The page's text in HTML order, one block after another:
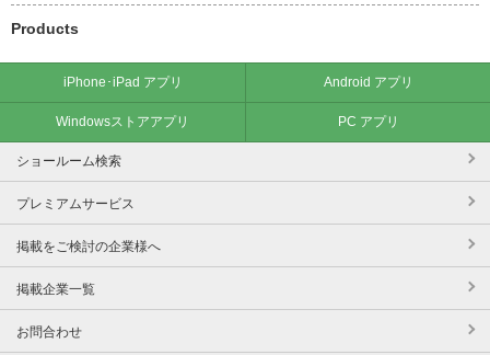
Products
iPhone･iPad アプリ Android アプリ
Windowsストアアプリ PC アプリ
ショールーム検索
プレミアムサービス
掲載をご検討の企業様へ
掲載企業一覧
お問合わせ